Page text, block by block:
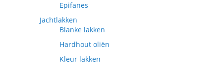
Epifanes
Jachtlakken
Blanke lakken
Hardhout oliën
Kleur lakken